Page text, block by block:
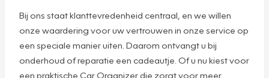
Bij ons staat klanttevredenheid centraal, en we willen
onze waardering voor uw vertrouwen in onze service op
een speciale manier uiten. Daarom ontvangt u bij
onderhoud of reparatie een cadeautje. Of u nu kiest voor
een praktische Car Organizer die zorgt voor meer